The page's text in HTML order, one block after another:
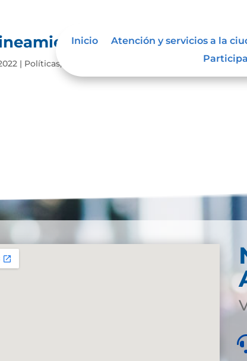
Inicio Atención y servicios a la
Participa
y manuales
| Políticas, lineamientos y manuales